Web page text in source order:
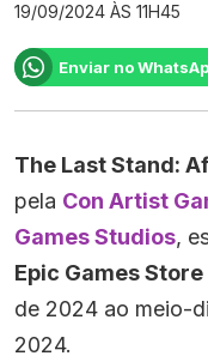
19/09/2024 ÀS 11H45
Enviar no
The Last Stand:
pela Con Artist
Games Studios,
Epic Games Store
de 2024 ao meio-
2024.